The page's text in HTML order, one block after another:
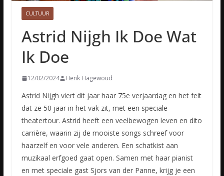
CULTUUR
Astrid Nijgh Ik Doe Wat
Ik Doe
12/02/2024 Henk Hagewoud
Astrid Nijgh viert dit jaar haar 75e verjaardag en het feit
dat ze 50 jaar in het vak zit, met een speciale
theatertour. Astrid heeft een veelbewogen leven en dito
carrière, waarin zij de mooiste songs schreef voor
haarzelf en voor vele anderen. Een schatkist aan
muzikaal erfgoed gaat open. Samen met haar pianist
en met speciale gast Sjors van der Panne, krijg je een